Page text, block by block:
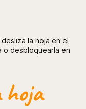
la hoja en el
o desbloquearla en
hoja